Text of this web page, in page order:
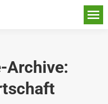
Archive: